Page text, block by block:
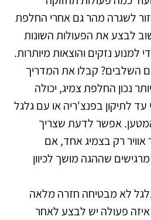
לשגרה מהר גם אחרי החלפת
לבצע את הפעולות השונות
נזקים והוצאות מיותרות.
השלבים? קבלו את המדריך
נכון החלפת צמיג, יכולה
לתיקון בפנצ'ריה או עם גלגל
אפשר לדעת שצריך
רק בצמיג אחד, אם
שההגה מושך לכיוון
לא מבטיחה חזרה מלאה
פעולה יש לבצע לאחר